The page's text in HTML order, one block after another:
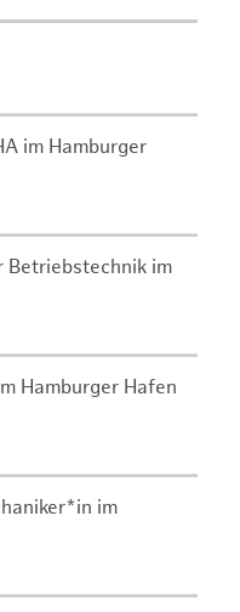
im Hamburger
Betriebstechnik im
Hamburger Hafen
im